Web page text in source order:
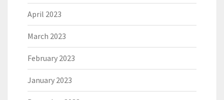
April 2023
March 2023
February 2023
January 2023